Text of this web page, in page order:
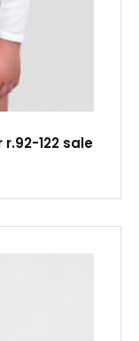
122 sale